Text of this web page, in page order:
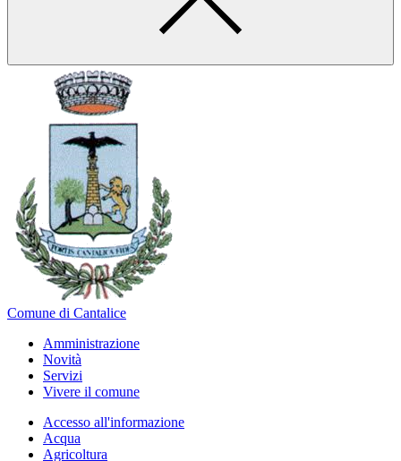
Comune di Cantalice
Amministrazione
Novità
Servizi
Vivere il comune
Accesso all'informazione
Acqua
Agricoltura